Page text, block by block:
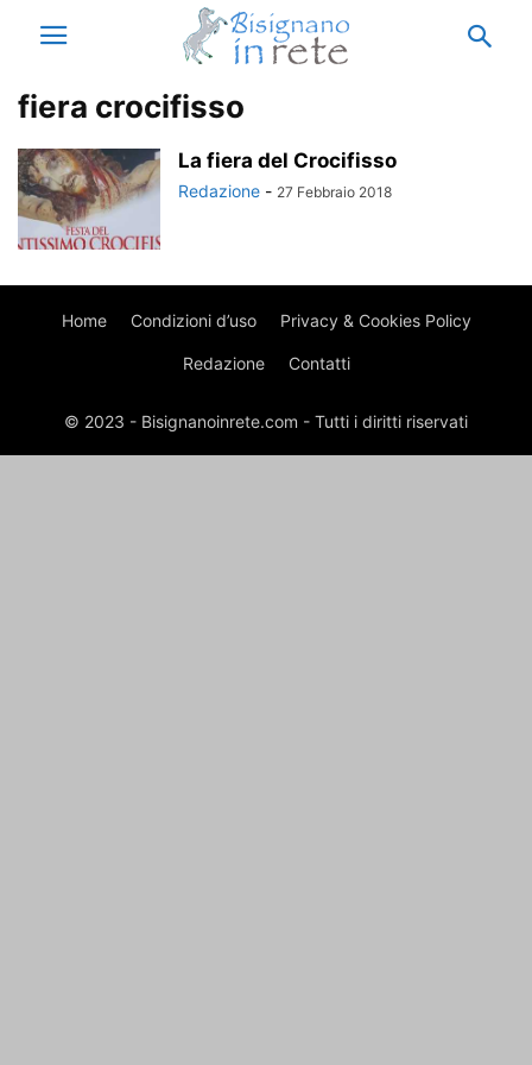
fiera crocifisso
La fiera del Crocifisso
Redazione - 27 Febbraio 2018
Home Condizioni d’uso Privacy & Cookies Policy
Redazione Contatti
© 2023 - Bisignanoinrete.com - Tutti i diritti riservati